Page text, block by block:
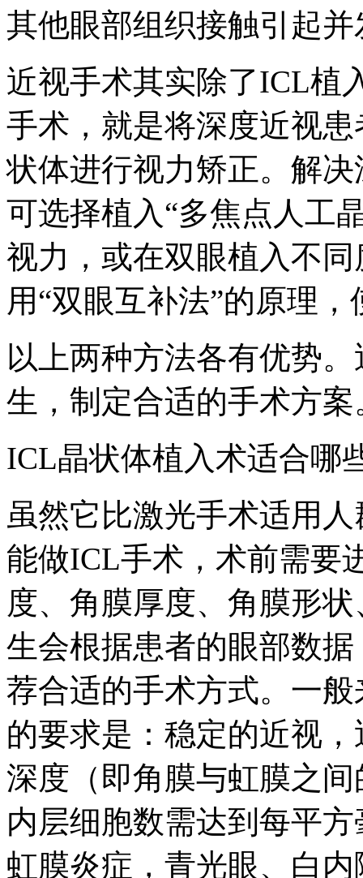
其他眼部组织接触引起
近视手术其实除了ICL植
手术，就是将深度近视
状体进行视力矫正。解
可选择植入“多焦点人工
视力，或在双眼植入不
用“双眼互补法”的原理
以上两种方法各有优势
生，制定合适的手术方案
ICL晶状体植入术适合哪
虽然它比激光手术适用
能做ICL手术，术前需要
度、角膜厚度、角膜形
生会根据患者的眼部数
荐合适的手术方式。一
的要求是：稳定的近视
深度（即角膜与虹膜之
内层细胞数需达到每平
虹膜炎症，青光眼、白